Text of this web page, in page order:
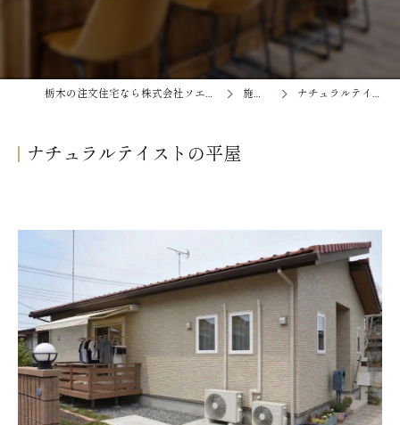
栃木の注文住宅なら株式会社ソエル ホームメイド茂呂 施工事例 ナチュラルテイストの平屋
ナチュラルテイストの平屋